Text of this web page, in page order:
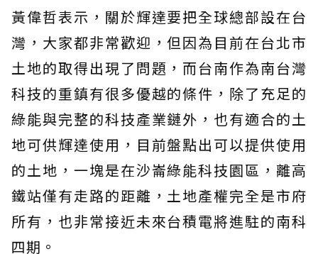
黃偉哲表示，關於輝達要把全球總部設在台
灣，大家都非常歡迎，但因為目前在台北市
土地的取得出現了問題，而台南作為南台灣
科技的重鎮有很多優越的條件，除了充足的
綠能與完整的科技產業鏈外，也有適合的土
地可供輝達使用，目前盤點出可以提供使用
的土地，一塊是在沙崙綠能科技園區，離高
鐵站僅有走路的距離，土地產權完全是市府
所有，也非常接近未來台積電將進駐的南科
四期。